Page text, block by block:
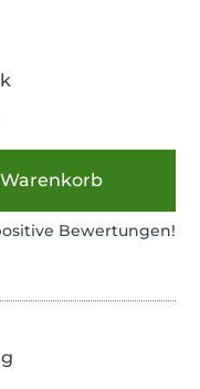
Bewertungen!